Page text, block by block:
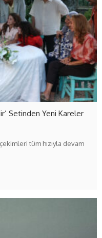
Setinden Yeni Kareler
tüm hızıyla devam